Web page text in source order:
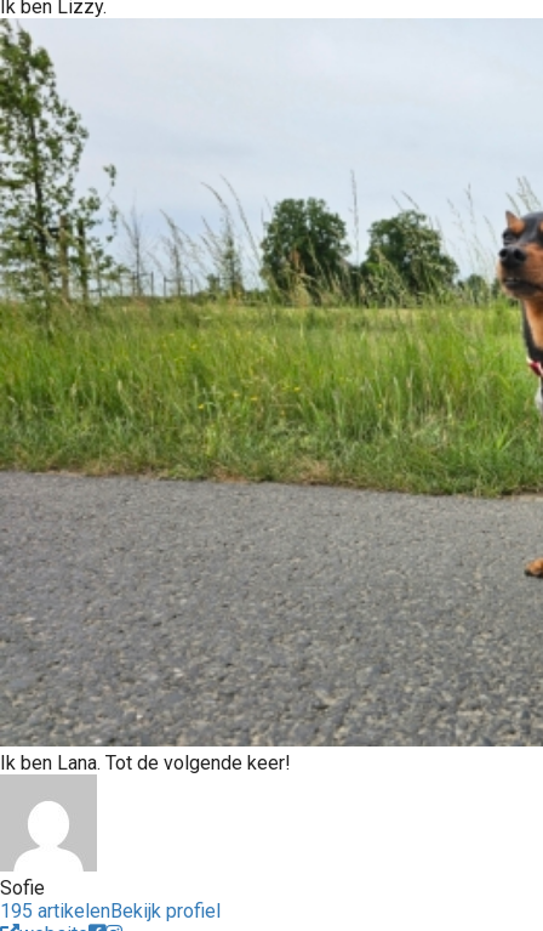
Ik ben Lizzy.
Ik ben Lana. Tot de volgende keer!
Sofie
195 artikelenBekijk profiel